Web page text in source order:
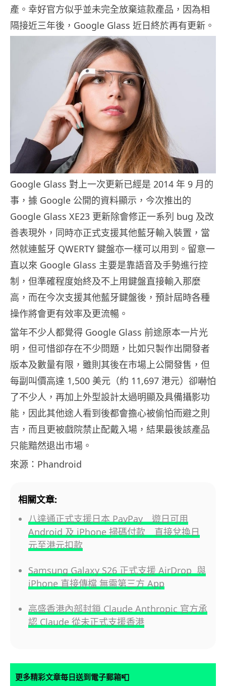
產。幸好官方似乎並未完全放棄這款產品，因為相
隔接近三年後，Google Glass 近日終於再有更新。
Google Glass 對上一次更新已經是 2014 年 9 月的
事，據 Google 公開的資料顯示，今次推出的
Google Glass XE23 更新除會修正一系列 bug 及改
善表現外，同時亦正式支援其他藍牙輸入裝置，當
然就連藍牙 QWERTY 鍵盤亦一樣可以用到。留意一
直以來 Google Glass 主要是靠語音及手勢進行控
制，但準確程度始終及不上用鍵盤直接輸入那麼
高，而在今次支援其他藍牙鍵盤後，預計屆時各種
操作將會更有效率及更流暢。
當年不少人都覺得 Google Glass 前途原本一片光
明，但可惜卻存在不少問題，比如只製作出開發者
版本及數量有限，雖則其後在市場上公開發售，但
每副叫價高達 1,500 美元（約 11,697 港元）卻嚇怕
了不少人，再加上外型設計太過明顯及具備攝影功
能，因此其他途人看到後都會擔心被偷怕而避之則
吉，而且更被戲院禁止配戴入場，結果最後該產品
只能黯然退出市場。
來源：Phandroid
相關文章:
八達通正式支援日本 PayPay 遊日可用
Android 及 iPhone 掃碼付款 直接兌換日
元至港元扣款
Samsung Galaxy S26 正式支援 AirDrop 與
iPhone 直接傳檔 無需第三方 App
高盛香港內部封鎖 Claude Anthropic 官方承
認 Claude 從未正式支援香港
更多精彩文章每日送到電子郵箱📮